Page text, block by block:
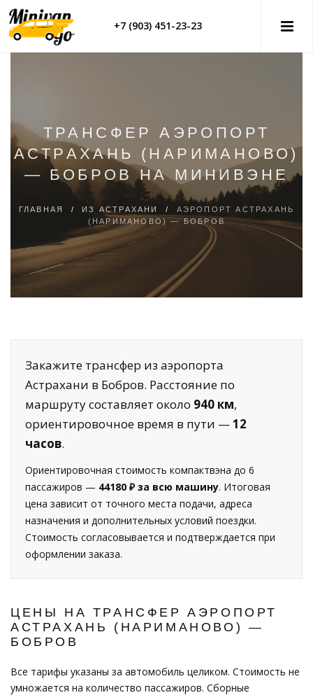
+7 (903) 451-23-23
ТРАНСФЕР АЭРОПОРТ
АСТРАХАНЬ (НАРИМАНОВО)
— БОБРОВ НА МИНИВЭНЕ
ГЛАВНАЯ / ИЗ АСТРАХАНИ / АЭРОПОРТ АСТРАХАНЬ
(НАРИМАНОВО) — БОБРОВ
Закажите трансфер из аэропорта
Астрахани в Бобров. Расстояние по
маршруту составляет около 940 км,
ориентировочное время в пути —12
часов.
Ориентировочная стоимость компактвэна до 6
пассажиров — 44180 ₽ за всю машину. Итоговая
цена зависит от точного места подачи, адреса
назначения и дополнительных условий поездки.
Стоимость согласовывается и подтверждается при
оформлении заказа.
ЦЕНЫ НА ТРАНСФЕР АЭРОПОРТ
АСТРАХАНЬ (НАРИМАНОВО) —
БОБРОВ
Все тарифы указаны за автомобиль целиком. Стоимость не
умножается на количество пассажиров. Сборные